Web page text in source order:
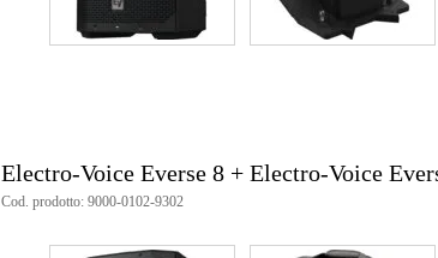
Electro-Voice Everse 8 + Electro-Voice
Cod. prodotto: 9000-0102-9302